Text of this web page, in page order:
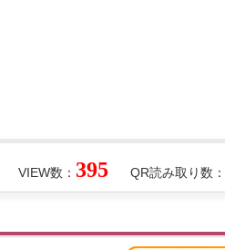
QR読み取り数：
VIEW数： 395